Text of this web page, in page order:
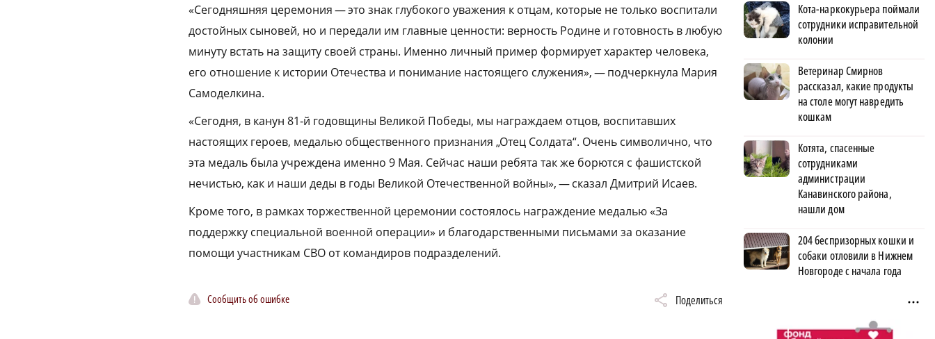
«Сегодняшняя церемония — это знак глубокого уважения к отцам, которые не только воспитали
достойных сыновей, но и передали им главные ценности: верность Родине и готовность в любую
минуту встать на защиту своей страны. Именно личный пример формирует характер человека,
его отношение к истории Отечества и понимание настоящего служения», — подчеркнула Мария
Самоделкина.
«Сегодня, в канун 81‑й годовщины Великой Победы, мы награждаем отцов, воспитавших
настоящих героев, медалью общественного признания „Отец Солдата“. Очень символично, что
эта медаль была учреждена именно 9 Мая. Сейчас наши ребята так же борются с фашистской
нечистью, как и наши деды в годы Великой Отечественной войны», — сказал Дмитрий Исаев.
Кроме того, в рамках торжественной церемонии состоялось награждение медалью «За
поддержку специальной военной операции» и благодарственными письмами за оказание
помощи участникам СВО от командиров подразделений.
Сообщить об ошибке Поделиться
Кота-наркокурьера поймали
сотрудники исправительной
колонии
Ветеринар Смирнов
рассказал, какие продукты
на столе могут навредить
кошкам
Котята, спасенные
сотрудниками
администрации
Канавинского района,
нашли дом
204 беспризорных кошки и
собаки отловили в Нижнем
Новгороде с начала года